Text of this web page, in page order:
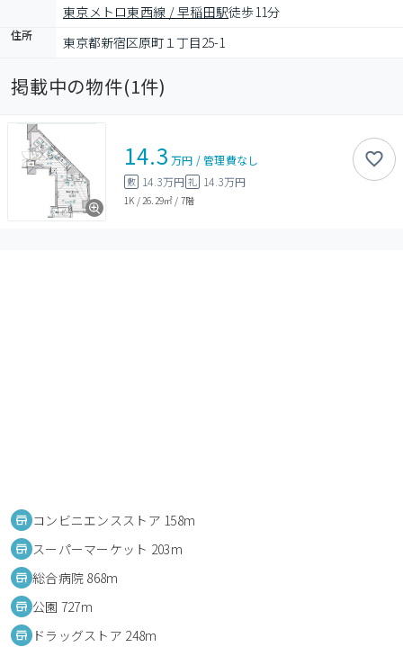
東京メトロ東西線 / 早稲田駅徒歩11分
住所 東京都新宿区原町１丁目25-1
掲載中の物件(1件)
14.3 万円 /管理費なし
敷 14.3万円 礼 14.3万円
1K / 26.29㎡ / 7階
コンビニエンスストア 158m
スーパーマーケット 203m
総合病院 868m
公園 727m
ドラッグストア 248m